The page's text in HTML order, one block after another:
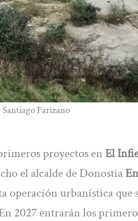
Farizano
proyectos enEl
el alcalde de Donostia
operación urbanística que
2027 entrarán los